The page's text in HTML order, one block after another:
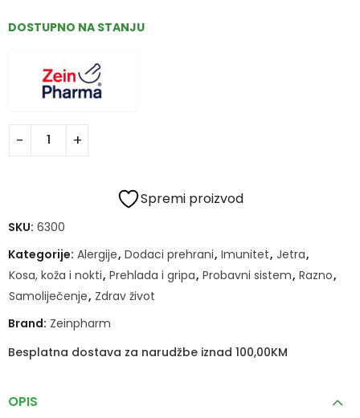
DOSTUPNO NA STANJU
Spremi proizvod
SKU: 6300
Kategorije: Alergije, Dodaci prehrani, Imunitet, Jetra,
Kosa, koža i nokti, Prehlada i gripa, Probavni sistem, Razno,
Samoliječenje, Zdrav život
Brand: Zeinpharm
Besplatna dostava za narudžbe iznad 100,00KM
OPIS